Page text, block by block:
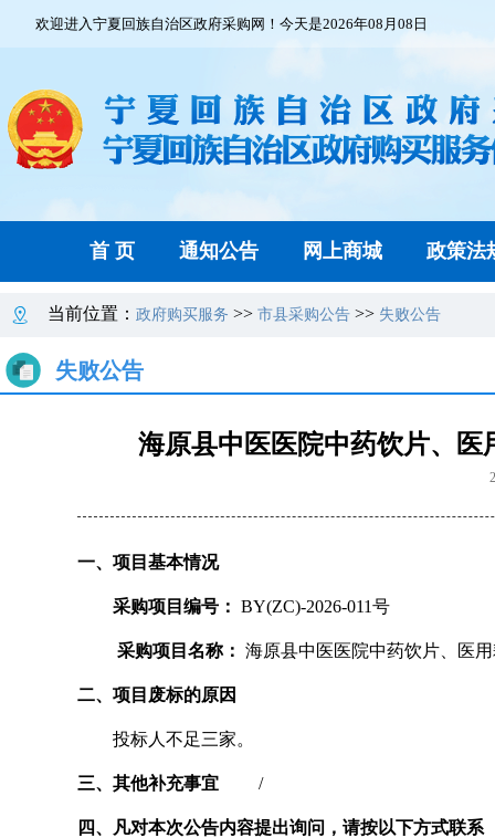
欢迎进入宁夏回族自治区政府采购网！今天是2026年08月08日
首 页 通知公告 网上商城 政策法
当前位置： 政府购买服务 >> 市县采购公告 >> 失败公告
失败公告
海原县中医医院中药饮片、
一、项目基本情况
采购项目编号： BY(ZC)-2026-011号
采购项目名称： 海原县中医医院中药饮片、医
二、项目废标的原因
投标人不足三家。
三、其他补充事宜/
四、凡对本次公告内容提出询问，请按以下方式联系